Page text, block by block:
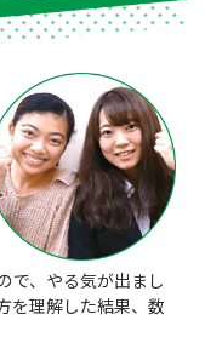
で、やる気が出まし
を理解した結果、数